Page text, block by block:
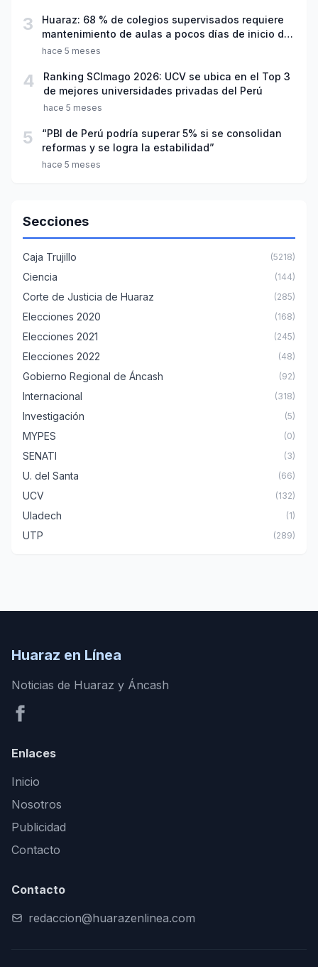
3
Huaraz: 68 % de colegios supervisados requiere
mantenimiento de aulas a pocos días de inicio del
año escolar 2026
hace 5 meses
4
Ranking SCImago 2026: UCV se ubica en el Top 3
de mejores universidades privadas del Perú
hace 5 meses
5
“PBI de Perú podría superar 5% si se consolidan
reformas y se logra la estabilidad”
hace 5 meses
Secciones
Caja Trujillo (5218)
Ciencia (144)
Corte de Justicia de Huaraz (285)
Elecciones 2020 (168)
Elecciones 2021 (245)
Elecciones 2022 (48)
Gobierno Regional de Áncash (92)
Internacional (318)
Investigación (5)
MYPES (0)
SENATI (3)
U. del Santa (66)
UCV (132)
Uladech (1)
UTP (289)
Huaraz en Línea
Noticias de Huaraz y Áncash
Enlaces
Inicio
Nosotros
Publicidad
Contacto
Contacto
redaccion@huarazenlinea.com